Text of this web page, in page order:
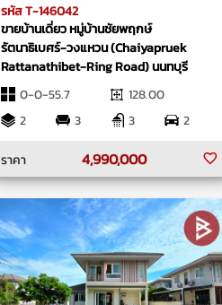
รหัส T-146042
ขายบ้านเดี่ยว หมู่บ้านชัยพฤกษ์
รัตนาธิเบศร์-วงแหวน (Chaiyapruek
Rattanathibet-Ring Road) นนทบุรี
0-0-55.7
128.00
2
3 3
2
ราคา
4,990,000